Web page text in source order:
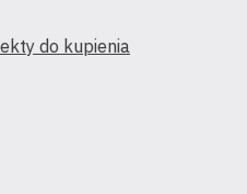
do kupienia